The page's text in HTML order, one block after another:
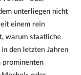
unterliegen nicht
einem rein
warum staatliche
den letzten Jahren